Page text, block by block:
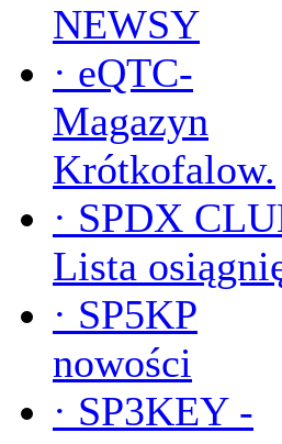
NEWSY
· eQTC-
Magazyn
Krótkofalow.
· SPDX
Lista
· SP5KP
nowości
· SP3KEY -